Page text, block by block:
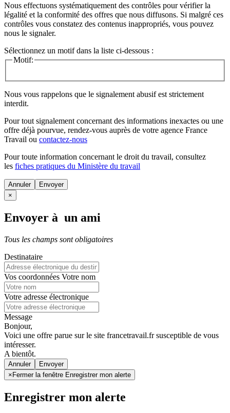
Nous effectuons systématiquement des contrôles pour vérifier la
légalité et la conformité des offres que nous diffusons. Si malgré ces
contrôles vous constatez des contenus inappropriés, vous pouvez
nous le signaler.
Sélectionnez un motif dans la liste ci-dessous :
Motif:
Nous vous rappelons que le signalement abusif est strictement
interdit.
Pour tout signalement concernant des informations inexactes ou une
offre déjà pourvue, rendez-vous auprès de votre agence France
Travail ou contactez-nous
Pour toute information concernant le droit du travail, consultez
les fiches pratiques du Ministère du travail
Annuler
×
Envoyer à un ami
Tous les champs sont obligatoires
Destinataire
Vos coordonnées Votre nom
Votre adresse électronique
Message
Bonjour,
Voici une offre parue sur le site francetravail.fr susceptible de vous
intéresser.
A bientôt.
Annuler
× Fermer la fenêtre Enregistrer mon alerte
Enregistrer mon alerte